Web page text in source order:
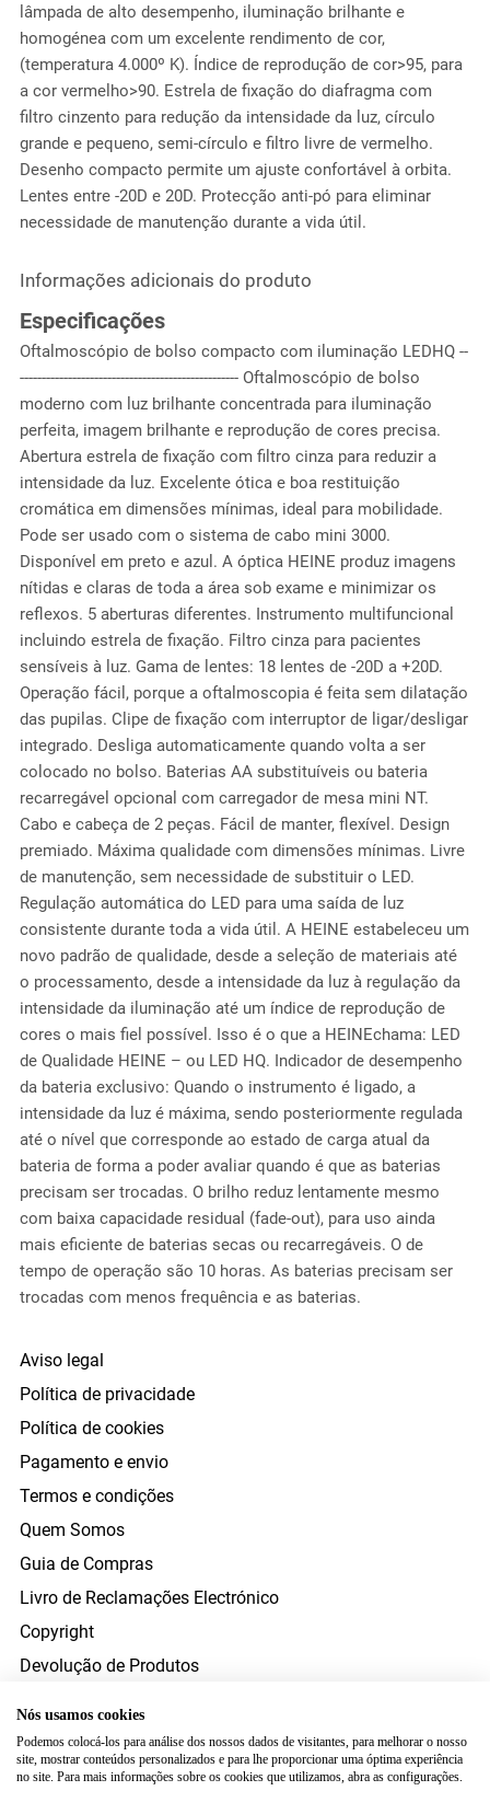
lâmpada de alto desempenho, iluminação brilhante e
homogénea com um excelente rendimento de cor,
(temperatura 4.000º K). Índice de reprodução de cor>95, para
a cor vermelho>90. Estrela de fixação do diafragma com
filtro cinzento para redução da intensidade da luz, círculo
grande e pequeno, semi-círculo e filtro livre de vermelho.
Desenho compacto permite um ajuste confortável à orbita.
Lentes entre -20D e 20D. Protecção anti-pó para eliminar
necessidade de manutenção durante a vida útil.
Informações adicionais do produto
Especificações
Oftalmoscópio de bolso compacto com iluminação LEDHQ --
-------------------------------------------------- Oftalmoscópio de bolso
moderno com luz brilhante concentrada para iluminação
perfeita, imagem brilhante e reprodução de cores precisa.
Abertura estrela de fixação com filtro cinza para reduzir a
intensidade da luz. Excelente ótica e boa restituição
cromática em dimensões mínimas, ideal para mobilidade.
Pode ser usado com o sistema de cabo mini 3000.
Disponível em preto e azul. A óptica HEINE produz imagens
nítidas e claras de toda a área sob exame e minimizar os
reflexos. 5 aberturas diferentes. Instrumento multifuncional
incluindo estrela de fixação. Filtro cinza para pacientes
sensíveis à luz. Gama de lentes: 18 lentes de -20D a +20D.
Operação fácil, porque a oftalmoscopia é feita sem dilatação
das pupilas. Clipe de fixação com interruptor de ligar/desligar
integrado. Desliga automaticamente quando volta a ser
colocado no bolso. Baterias AA substituíveis ou bateria
recarregável opcional com carregador de mesa mini NT.
Cabo e cabeça de 2 peças. Fácil de manter, flexível. Design
premiado. Máxima qualidade com dimensões mínimas. Livre
de manutenção, sem necessidade de substituir o LED.
Regulação automática do LED para uma saída de luz
consistente durante toda a vida útil. A HEINE estabeleceu um
novo padrão de qualidade, desde a seleção de materiais até
o processamento, desde a intensidade da luz à regulação da
intensidade da iluminação até um índice de reprodução de
cores o mais fiel possível. Isso é o que a HEINEchama: LED
de Qualidade HEINE – ou LED HQ. Indicador de desempenho
da bateria exclusivo: Quando o instrumento é ligado, a
intensidade da luz é máxima, sendo posteriormente regulada
até o nível que corresponde ao estado de carga atual da
bateria de forma a poder avaliar quando é que as baterias
precisam ser trocadas. O brilho reduz lentamente mesmo
com baixa capacidade residual (fade-out), para uso ainda
mais eficiente de baterias secas ou recarregáveis. O de
tempo de operação são 10 horas. As baterias precisam ser
trocadas com menos frequência e as baterias.
Aviso legal
Política de privacidade
Política de cookies
Pagamento e envio
Termos e condições
Quem Somos
Guia de Compras
Livro de Reclamações Electrónico
Copyright
Devolução de Produtos
Resolução Alternativa Litígios Consumo
FORMAS DE PAGAMENTO
Nós usamos cookies
Podemos colocá-los para análise dos nossos dados de visitantes, para melhorar o nosso
site, mostrar conteúdos personalizados e para lhe proporcionar uma óptima experiência
no site. Para mais informações sobre os cookies que utilizamos, abra as configurações.